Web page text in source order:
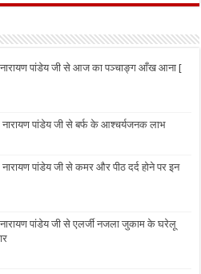
नारायण पांडेय जी से आज का पञ्चाङ्ग आँख आना [
नारायण पांडेय जी से बर्फ के आश्चर्यजनक लाभ
पांडेय जी से कमर और पीठ दर्द होने पर इन
पांडेय जी से एलर्जी नजला जुकाम के घरेलू